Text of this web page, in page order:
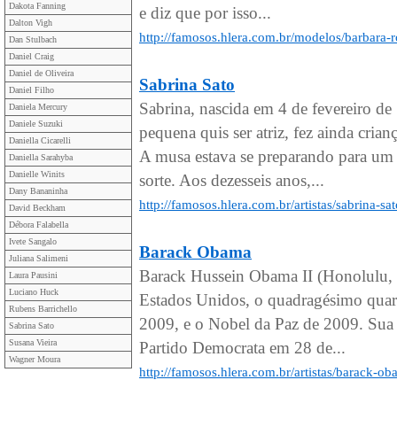
Dakota Fanning
Dalton Vigh
Dan Stulbach
Daniel Craig
Daniel de Oliveira
Daniel Filho
Daniela Mercury
Daniele Suzuki
Daniella Cicarelli
Daniella Sarahyba
Danielle Winits
Dany Bananinha
David Beckham
Débora Falabella
Ivete Sangalo
Juliana Salimeni
Laura Pausini
Luciano Huck
Rubens Barrichello
Sabrina Sato
Susana Vieira
Wagner Moura
e diz que por isso...
http://famosos.hlera.com.br/modelos/barbara-
Sabrina Sato
Sabrina, nascida em 4 de fevereiro
pequena quis ser atriz, fez ainda
A musa estava se preparando para
sorte. Aos dezesseis anos,...
http://famosos.hlera.com.br/artistas/sabrina-
Barack Obama
Barack Hussein Obama II
Estados Unidos, o quadragésimo
2009, e o Nobel da Paz de 2009.
Partido Democrata em 28 de...
http://famosos.hlera.com.br/artistas/barack-